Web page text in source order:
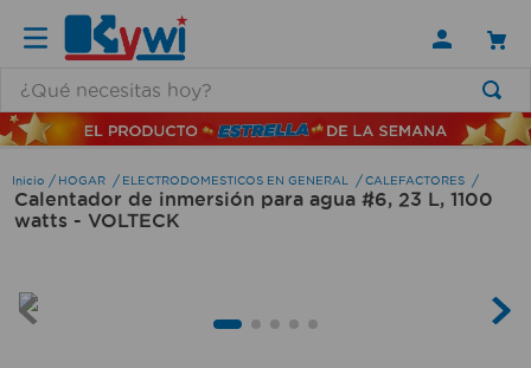
HOGAR ELECTRODOMESTICOS EN GENERAL CALEFACTORES
Calentador de inmersión para agua #6, 23 L, 1100
watts - VOLTECK
TÉRMINOS MÁS BUSCADOS
1 .
lamparas
2.
ducha
4.